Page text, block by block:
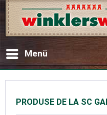
Menü
PRODUSE DE LA SC